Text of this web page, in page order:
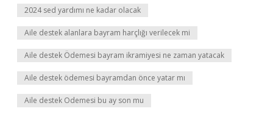
2024 sed yardımı ne kadar olacak
Aile destek alanlara bayram harçlığı verilecek mi
Aile destek Ödemesi bayram ikramiyesi ne zaman yatacak
Aile destek ödemesi bayramdan önce yatar mı
Aile destek Odemesi bu ay son mu